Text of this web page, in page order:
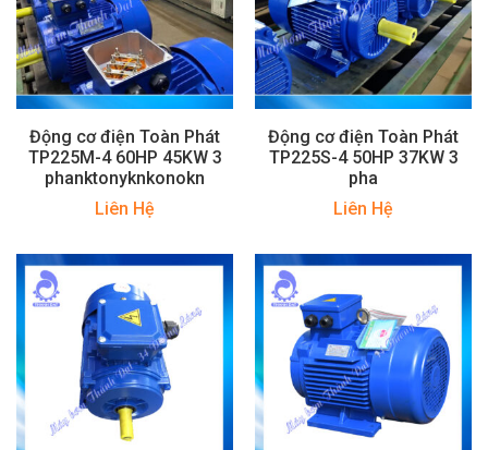
Động cơ điện Toàn Phát
TP225M-4 60HP 45KW 3
phanktonyknkonokn
Liên Hệ
Động cơ điện Toàn Phát
TP225S-4 50HP 37KW 3
pha
Liên Hệ